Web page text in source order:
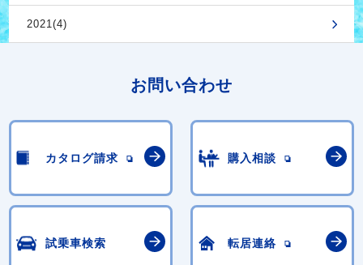
2021(4)
お問い合わせ
カタログ請求 購入相談
試乗車検索 転居連絡